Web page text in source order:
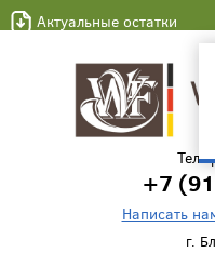
Актуальные остатки
+7
Написать
г.